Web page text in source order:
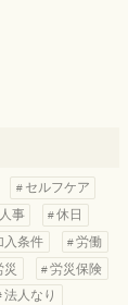
セルフケア
人事
休日
入条件
労働
災
労災保険
法人なり